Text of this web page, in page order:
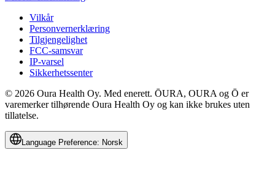
Vilkår
Personvernerklæring
Tilgjengelighet
FCC-samsvar
IP-varsel
Sikkerhetssenter
© 2026 Oura Health Oy. Med enerett. ŌURA, OURA og Ō er
varemerker tilhørende Oura Health Oy og kan ikke brukes uten
tillatelse.
Language Preference: Norsk